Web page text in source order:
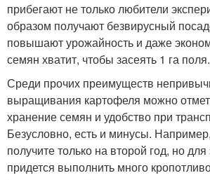
прибегают не только любители
образом получают безвирусный
повышают урожайность и даже
семян хватит, чтобы засеять 1 га поля.
Среди прочих преимуществ
выращивания картофеля можно
хранение семян и удобство при
Безусловно, есть и минусы.
получите только на второй год, но для
придется выполнить много